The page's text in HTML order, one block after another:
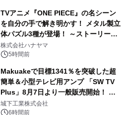
TVアニメ『ONE PIECE』の名シーン
を自分の手で解き明かす！ メタル製立
体パズル3種が登場！ ～ストーリーと
ギミックが融合した 大人の体験型パズ
ルが8月7日(金)12時より先行予約受付
株式会社ハナヤマ
5時間前
Makuakeで目標1341％を突破した超
簡単＆小型テレビ用アンプ 「SW TV
Plus」8月7日より一般販売開始！ ケ
ーブル1本つなぐだけ、テレビの音が
ぐっと豊かに
城下工業株式会社
6時間前